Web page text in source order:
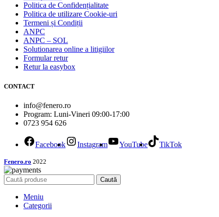
Politica de Confidențialitate
Politica de utilizare Cookie-uri
Termeni și Condiții
ANPC
ANPC – SOL
Solutionarea online a litigiilor
Formular retur
Retur la easybox
CONTACT
info@fenero.ro
Program: Luni-Vineri 09:00-17:00
0723 954 626
Facebook Instagram YouTube TikTok
Fenero.ro 2022
Caută
Meniu
Categorii